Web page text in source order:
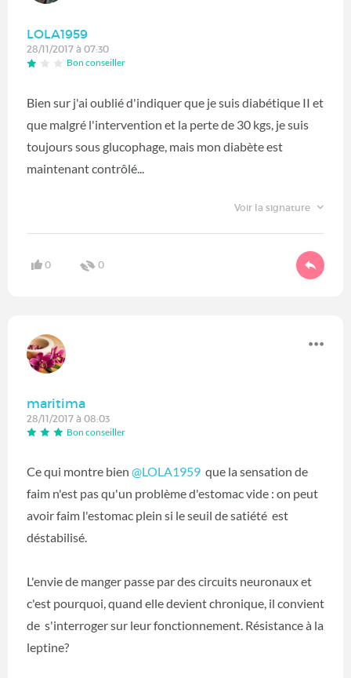
LOLA1959
28/11/2017 à 07:30
Bon conseiller
Bien sur j'ai oublié d'indiquer que je suis diabétique II et
que malgré l'intervention et la perte de 30 kgs, je suis
toujours sous glucophage, mais mon diabète est
maintenant contrôlé...
Voir la signature
0 0
maritima
28/11/2017 à 08:03
Bon conseiller
Ce qui montre bien @LOLA1959 ‍ que la sensation de
faim n'est pas qu'un problème d'estomac vide : on peut
avoir faim l'estomac plein si le seuil de satiété est
déstabilisé.
L'envie de manger passe par des circuits neuronaux et
c'est pourquoi, quand elle devient chronique, il convient
de s'interroger sur leur fonctionnement. Résistance à la
leptine?